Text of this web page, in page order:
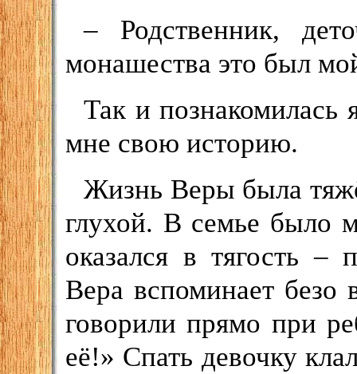
– Родственник,
монашества это был
Так и познакомилась
мне свою историю.
Жизнь Веры была
глухой. В семье было
оказался в тягость –
Вера вспоминает безо
говорили прямо при
её!» Спать девочку